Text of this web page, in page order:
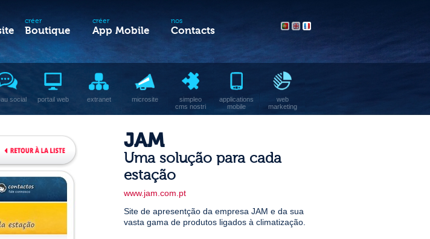
créer
Boutique
créer
App Mobile
nos
Contacts
social portail web extranet microsite
simpleo
cms nostri
applications
mobile
web
marketing
JAM
Uma solução para cada
estação
www.jam.com.pt
Site de apresentção da empresa JAM e da sua
vasta gama de produtos ligados à climatização.